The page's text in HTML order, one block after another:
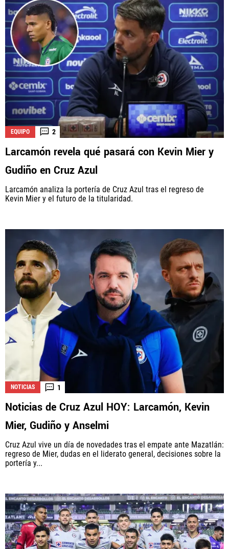
EQUIPO 2
Larcamón revela qué pasará con Kevin Mier y
Gudiño en Cruz Azul
Larcamón analiza la portería de Cruz Azul tras el regreso de
Kevin Mier y el futuro de la titularidad.
NOTICIAS 1
Noticias de Cruz Azul HOY: Larcamón, Kevin
Mier, Gudiño y Anselmi
Cruz Azul vive un día de novedades tras el empate ante Mazatlán:
regreso de Mier, dudas en el liderato general, decisiones sobre la
portería y...